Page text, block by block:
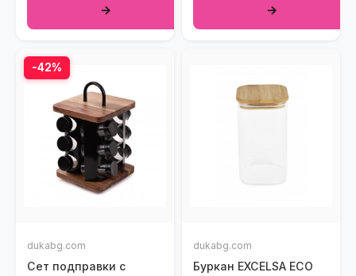
→
→
-42%
dukabg.com
Сет подправки с
dukabg.com
Буркан EXCELSA ECO